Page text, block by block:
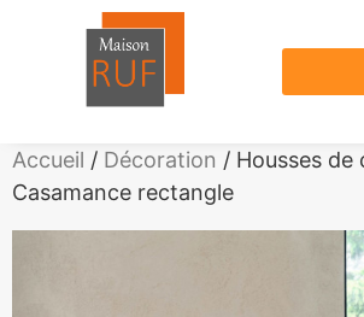
Accueil / Décoration / Housses de
Casamance rectangle